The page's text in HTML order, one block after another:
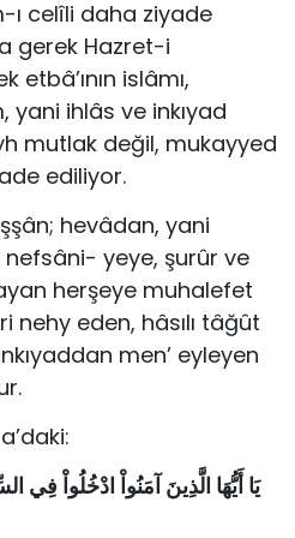
celîli daha ziyade
gerek Hazret-i
etbâ’ının islâmı,
yani ihlâs ve inkıyad
mutlak değil, mukayyed
ediliyor.
hevâdan, yani
yeye, şurûr ve
herşeye muhalefet
nehy eden, hâsılı tâğût
men’ eyleyen
يَا أَيُّهَا الَّذِينَ آمَنُواْ ادْخُلُواْ فِي